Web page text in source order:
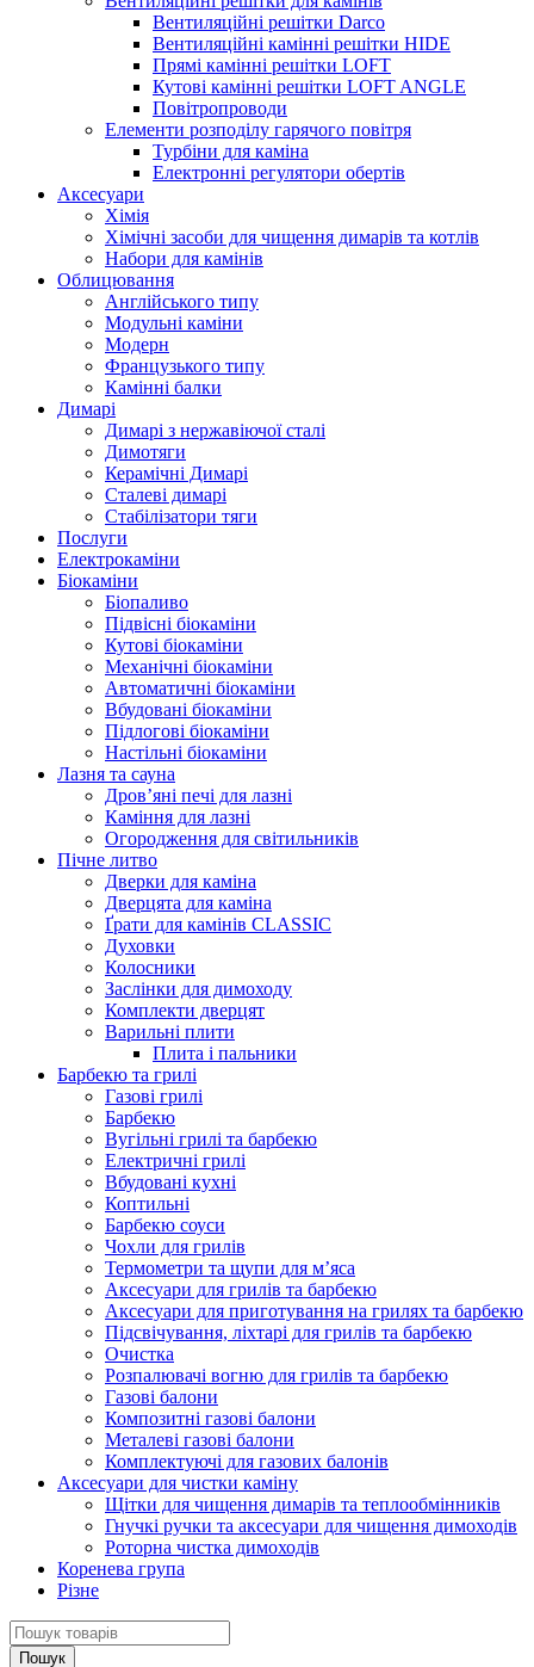
Вентиляційні решітки Darco
Вентиляційні камінні решітки HIDE
Прямі камінні решітки LOFT
Кутові камінні решітки LOFT ANGLE
Повітропроводи
Елементи розподілу гарячого повітря
Турбіни для каміна
Електронні регулятори обертів
Аксесуари
Хімія
Хімічні засоби для чищення димарів та котлів
Набори для камінів
Облицювання
Англійського типу
Модульні каміни
Модерн
Французького типу
Камінні балки
Димарі
Димарі з нержавіючої сталі
Димотяги
Керамічні Димарі
Сталеві димарі
Стабілізатори тяги
Послуги
Електрокаміни
Біокаміни
Біопаливо
Підвісні біокаміни
Кутові біокаміни
Механічні біокаміни
Автоматичні біокаміни
Вбудовані біокаміни
Підлогові біокаміни
Настільні біокаміни
Лазня та сауна
Дров’яні печі для лазні
Каміння для лазні
Огородження для світильників
Пічне литво
Дверки для каміна
Дверцята для каміна
Ґрати для камінів CLASSIC
Духовки
Колосники
Заслінки для димоходу
Комплекти дверцят
Варильні плити
Плита і пальники
Барбекю та грилі
Газові грилі
Барбекю
Вугільні грилі та барбекю
Електричні грилі
Вбудовані кухні
Коптильні
Барбекю соуси
Чохли для грилів
Термометри та щупи для м’яса
Аксесуари для грилів та барбекю
Аксесуари для приготування на грилях та барбекю
Підсвічування, ліхтарі для грилів та барбекю
Очистка
Розпалювачі вогню для грилів та барбекю
Газові балони
Композитні газові балони
Металеві газові балони
Комплектуючі для газових балонів
Аксесуари для чистки каміну
Щітки для чищення димарів та теплообмінників
Гнучкі ручки та аксесуари для чищення димоходів
Роторна чистка димоходів
Коренева група
Різне